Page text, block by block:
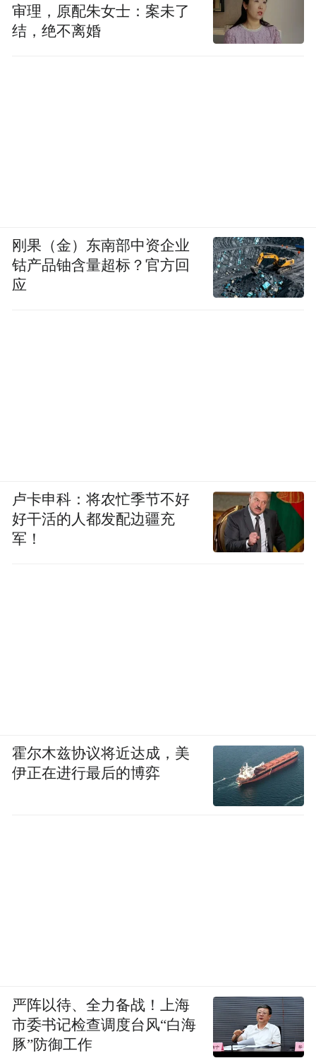
审理，原配朱女士：案未了
结，绝不离婚
刚果（金）东南部中资企业
钴产品铀含量超标？官方回
应
卢卡申科：将农忙季节不好
好干活的人都发配边疆充
军！
霍尔木兹协议将近达成，美
伊正在进行最后的博弈
严阵以待、全力备战！上海
市委书记检查调度台风“白海
豚”防御工作